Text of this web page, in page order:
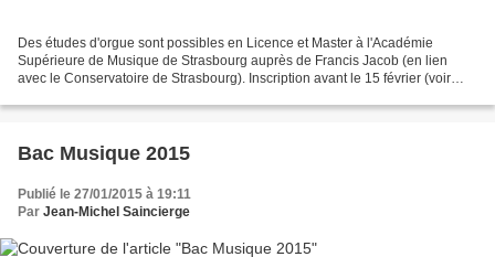
Des études d'orgue sont possibles en Licence et Master à l'Académie
Supérieure de Musique de Strasbourg auprès de Francis Jacob (en lien
avec le Conservatoire de Strasbourg). Inscription avant le 15 février (voir
Bac Musique 2015
Publié le 27/01/2015 à 19:11
Par Jean-Michel Saincierge